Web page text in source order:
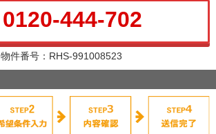
0120-444-702
物件番号：RHS-991008523